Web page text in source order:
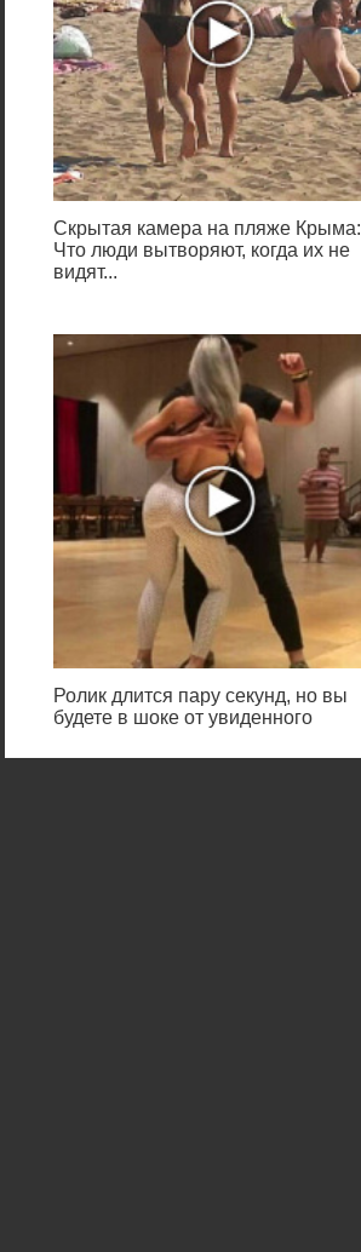
Скрытая камера на пляже Крыма:
Что люди вытворяют, когда их не
видят...
Ролик длится пару секунд, но вы
будете в шоке от увиденного